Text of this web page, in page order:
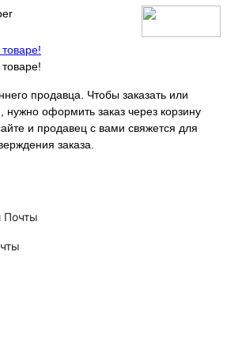
продавца. Чтобы заказать или
нужно оформить заказ через корзину
и продавец с вами свяжется для
заказа.
Почты